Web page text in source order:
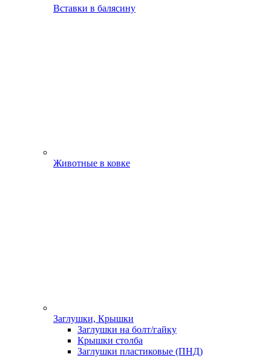
Вставки в балясину
Животные в ковке
Заглушки, Крышки
Заглушки на болт/гайку
Крышки столба
Заглушки пластиковые (ПНД)